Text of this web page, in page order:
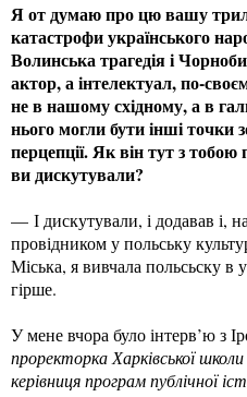
Я от думаю про цю вашу
катастрофи українського
Волинська трагедія і
актор, а інтелектуал, по-
не в нашому східному, а в
нього могли бути інші точки
перцепції. Як він тут з
ви дискутували?
— І дискутували, і додавав і,
провідником у польську
Міська, я вивчала польсьску в
гірше.
У мене вчора було інтерв’ю з
проректорка Харківської
керівниця програм публічної